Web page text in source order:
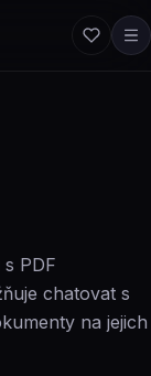
PDF
chatovat s
na jejich